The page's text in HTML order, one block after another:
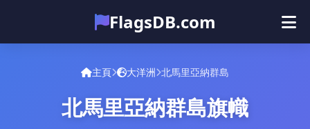
FlagsDB.com
主頁
测验
主頁 大洋洲 北馬里亞納群島
北馬里亞納群島旗幟